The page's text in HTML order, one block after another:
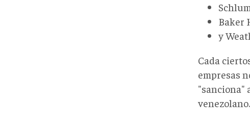
Baker
y
Cada
empresas
"sanciona"
venezolano.